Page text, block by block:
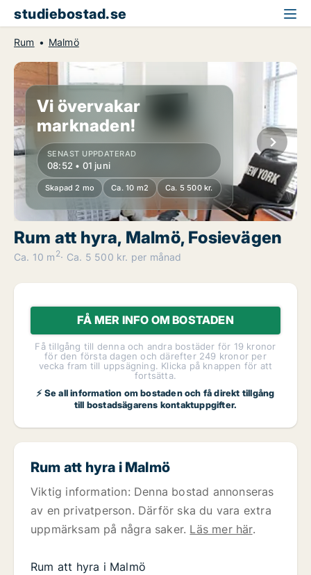
studiebostad.se
Rum Malmö
Vi övervakar
marknaden!
SENAST UPPDATERAD
08:52 • 01 juni
Skapad 2 mo Ca. 10 m2 Ca. 5 500 kr.
Rum att hyra, Malmö, Fosievägen
Ca. 10 m 2 Ca. 5 500 kr. per månad
FÅ MER INFO OM BOSTADEN
Få tillgång till denna och andra bostäder för 19 kronor
för den första dagen och därefter 249 kronor per
vecka fram till uppsägning. Klicka på knappen för att
fortsätta.
⚡ Se all information om bostaden och få direkt tillgång
till bostadsägarens kontaktuppgifter.
Rum att hyra i Malmö
Viktig information: Denna bostad annonseras
av en privatperson. Därför ska du vara extra
uppmärksam på några saker. Läs mer här.
Rum att hyra i Malmö